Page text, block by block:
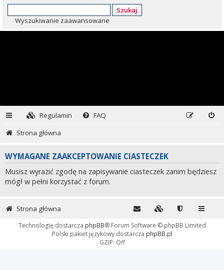
Szukaj
Wyszukiwanie zaawansowane
Regulamin
FAQ
Strona główna
WYMAGANE ZAAKCEPTOWANIE CIASTECZEK
Musisz wyrazić zgodę na zapisywanie ciasteczek zanim będziesz
mógł w pełni korzystać z forum.
Strona główna
Technologię dostarcza phpBB® Forum Software © phpBB Limited
Polski pakiet językowy dostarcza phpBB.pl
GZIP: Off